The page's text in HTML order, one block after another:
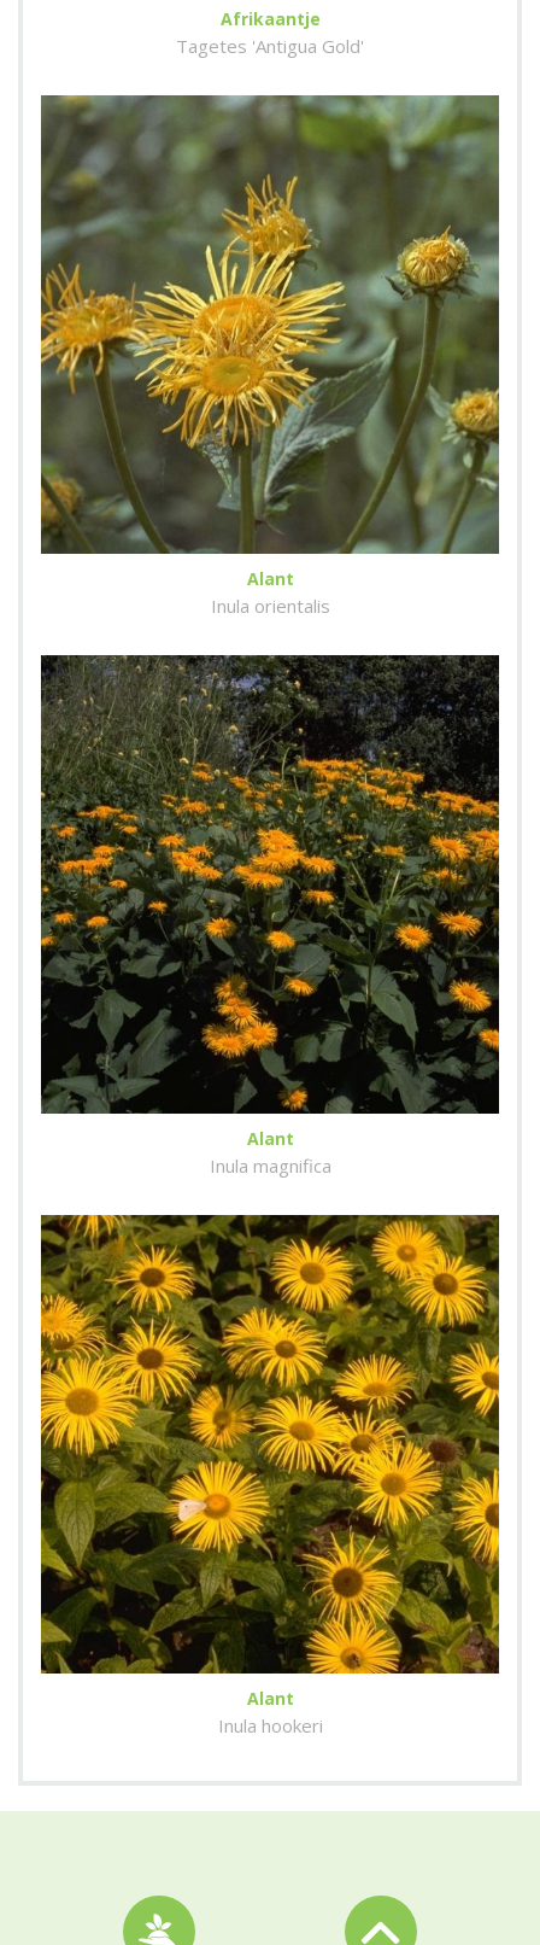
Afrikaantje
Tagetes 'Antigua Gold'
Alant
Inula orientalis
Alant
Inula magnifica
Alant
Inula hookeri